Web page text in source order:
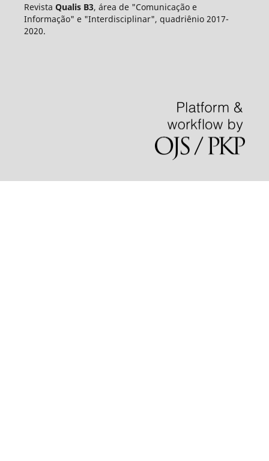
Revista Qualis B3, área de "Comunicação e
Informação" e "Interdisciplinar", quadriênio 2017-
2020.